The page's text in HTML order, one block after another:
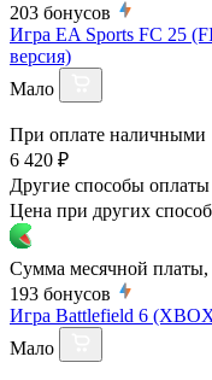
203 бонусов
Игра EA Sports FC 25
версия)
Мало
При оплате наличными
6 420 ₽
Другие способы оплаты
Цена при других
Сумма месячной платы,
193 бонусов
Игра Battlefield 6
Мало